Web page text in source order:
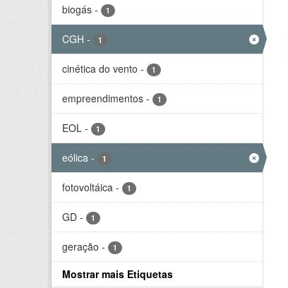
biogás - 1
CGH - 1
cinética do vento - 1
empreendimentos - 1
EOL - 1
eólica - 1
fotovoltáica - 1
GD - 1
geração - 1
Mostrar mais Etiquetas